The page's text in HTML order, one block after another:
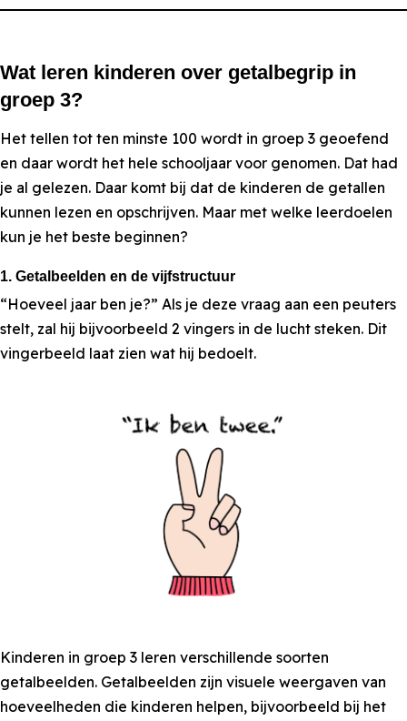
Wat leren kinderen over getalbegrip in
groep 3?
Het tellen tot ten minste 100 wordt in groep 3 geoefend
en daar wordt het hele schooljaar voor genomen. Dat had
je al gelezen. Daar komt bij dat de kinderen de getallen
kunnen lezen en opschrijven. Maar met welke leerdoelen
kun je het beste beginnen?
1. Getalbeelden en de vijfstructuur
“Hoeveel jaar ben je?” Als je deze vraag aan een peuters
stelt, zal hij bijvoorbeeld 2 vingers in de lucht steken. Dit
vingerbeeld laat zien wat hij bedoelt.
Kinderen in groep 3 leren verschillende soorten
getalbeelden. Getalbeelden zijn visuele weergaven van
hoeveelheden die kinderen helpen, bijvoorbeeld bij het